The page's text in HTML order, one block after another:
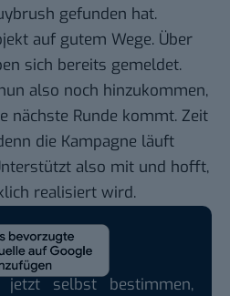
gefunden hat.
auf gutem Wege. Über
sich bereits gemeldet.
also noch hinzukommen,
nächste Runde kommt. Zeit
die Kampagne läuft
also mit und hofft,
realisiert wird.
selbst bestimmen,